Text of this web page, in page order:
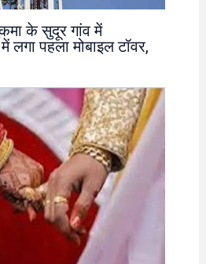
के सुदूर गांव में
लगा पहला मोबाइल टॉवर,